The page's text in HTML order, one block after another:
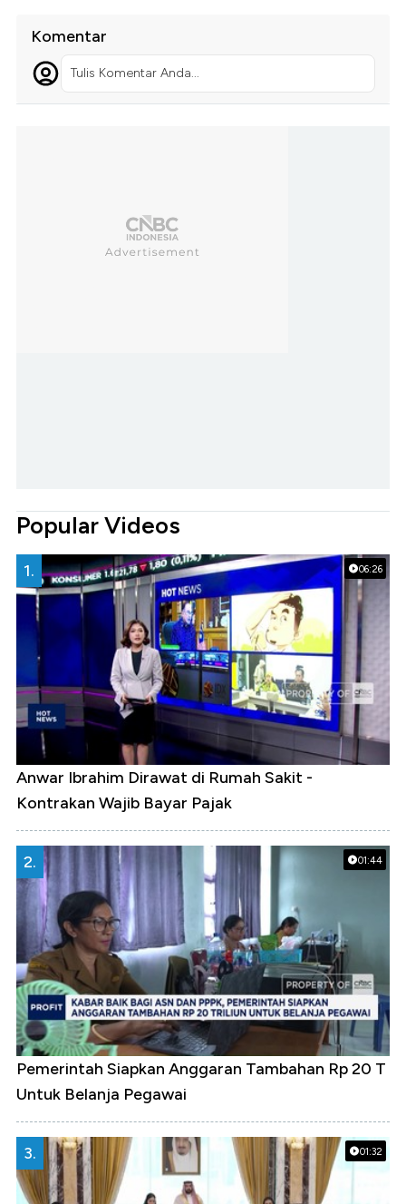
Komentar
Tulis Komentar Anda...
Popular Videos
06:26
1.
Anwar Ibrahim Dirawat di Rumah Sakit -
Kontrakan Wajib Bayar Pajak
01:44
2.
Pemerintah Siapkan Anggaran Tambahan Rp 20 T
Untuk Belanja Pegawai
01:32
3.